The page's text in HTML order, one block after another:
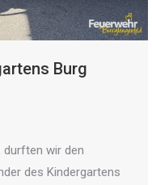
Burg
durften wir den
des Kindergartens